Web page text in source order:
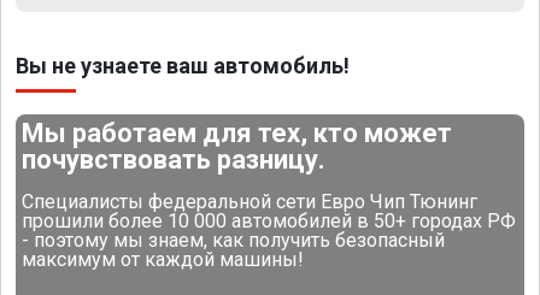
Вы не узнаете ваш автомобиль!
Мы работаем для тех, кто может
почувствовать разницу.
Специалисты федеральной сети Евро Чип Тюнинг
прошили более 10 000 автомобилей в 50+ городах РФ
- поэтому мы знаем, как получить безопасный
максимум от каждой машины!